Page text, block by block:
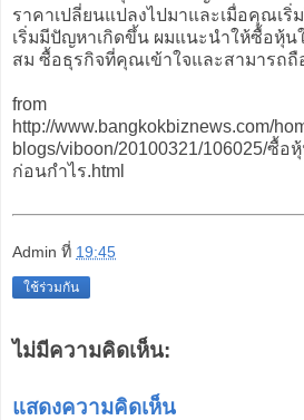
ราคาเปลี่ยนแปลงไปมาและเมื่อคุณเ
เริ่มมีปัญหาเกิดขึ้น ผมแนะนำให้ซื้อหุ้น
สม ซื้อธุรกิจที่คุณเข้าใจและสามารถถื
from
http://www.bangkokbiznews.com/
blogs/viboon/20100321/106025/ซื้อ
ก่อนกำไร.html
Admin ที่ 19:45
ใช้ร่วมกัน
ไม่มีความคิดเห็น:
แสดงความคิดเห็น